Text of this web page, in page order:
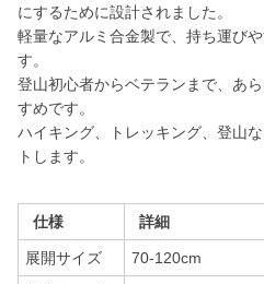
にするために設計されました。
軽量なアルミ合金製で、持ち運び
す。
登山初心者からベテランまで、あ
すめです。
ハイキング、トレッキング、登山
トします。
仕様 詳細
展開サイズ 70-120cm